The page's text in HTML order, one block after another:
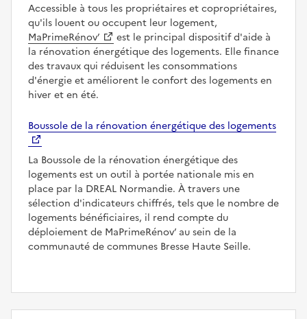
Accessible à tous les propriétaires et copropriétaires,
qu'ils louent ou occupent leur logement,
MaPrimeRénov’
est le principal dispositif d'aide à
la rénovation énergétique des logements. Elle finance
des travaux qui réduisent les consommations
d'énergie et améliorent le confort des logements en
hiver et en été.
Boussole de la rénovation énergétique des logements
La Boussole de la rénovation énergétique des
logements est un outil à portée nationale mis en
place par la DREAL Normandie. À travers une
sélection d'indicateurs chiffrés, tels que le nombre de
logements bénéficiaires, il rend compte du
déploiement de MaPrimeRénov’ au sein de la
communauté de communes Bresse Haute Seille.